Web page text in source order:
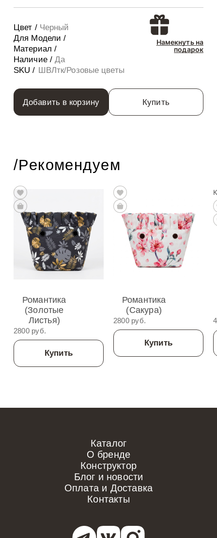
Цвет / Черный
Для Модели /
Материал /
Наличие /Да
SKU / ШВЛтк/Розовые цветы
Намекнуть на
подарок
Добавить в корзину Купить
/Рекомендуем
Романтика
(Золотые
Листья)
2800 руб.
Купить
Романтика
(Сакура)
2800 руб.
Купить
Каталог
О бренде
Конструктор
Блог и новости
Оплата и Доставка
Контакты